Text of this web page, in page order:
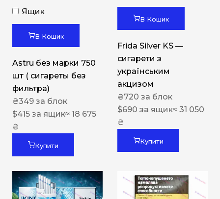
Ящик
В Кошик
Astru без марки 750
шт ( сигареты без
фильтра)
₴349 за блок
$415 за ящик≈ 18 675
₴
Купити
В Кошик
Frida Silver KS —
сигарети з
українським
акцизом
₴720 за блок
$690 за ящик≈ 31 050
₴
Купити